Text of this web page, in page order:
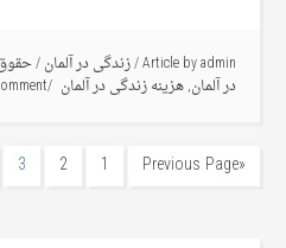
Article byadmin
/زندگی در آلمان/
در آلمان,هزینه زندگی در آلمان
«Previous Page
1
2
3